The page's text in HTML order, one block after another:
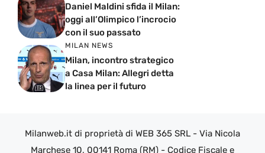
Daniel Maldini sfida il Milan:
oggi all’Olimpico l’incrocio
con il suo passato
MILAN NEWS
Milan, incontro strategico
a Casa Milan: Allegri detta
la linea per il futuro
Milanweb.it di proprietà di WEB 365 SRL - Via Nicola
Marchese 10, 00141 Roma (RM) - Codice Fiscale e